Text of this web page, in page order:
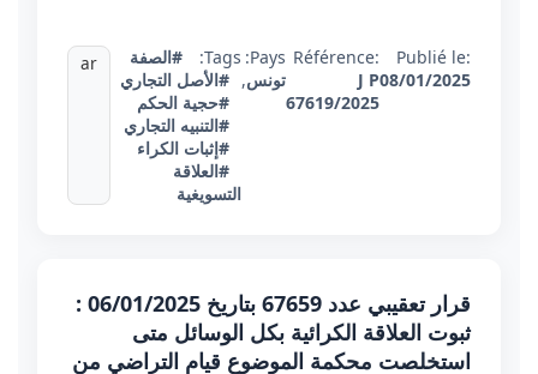
Publié le:
08/01/2025
Référence:
J P
67619/2025
Pays:
تونس,
Tags:
#الصفة
#الأصل التجاري
#حجية الحكم
#التنبيه التجاري
#إثبات الكراء
#العلاقة
التسويغية
ar
قرار تعقيبي عدد 67659 بتاريخ 06/01/2025 :
ثبوت العلاقة الكرائية بكل الوسائل متى
استخلصت محكمة الموضوع قيام التراضي من